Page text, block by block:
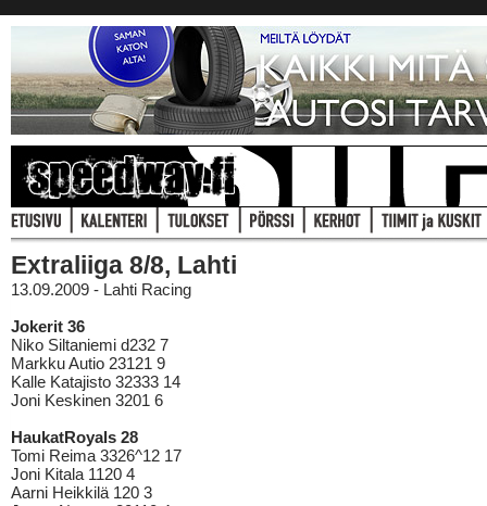
Extraliiga 8/8, Lahti
13.09.2009 - Lahti Racing
Jokerit 36
Niko Siltaniemi d232 7
Markku Autio 23121 9
Kalle Katajisto 32333 14
Joni Keskinen 3201 6
HaukatRoyals 28
Tomi Reima 3326^12 17
Joni Kitala 1120 4
Aarni Heikkilä 120 3